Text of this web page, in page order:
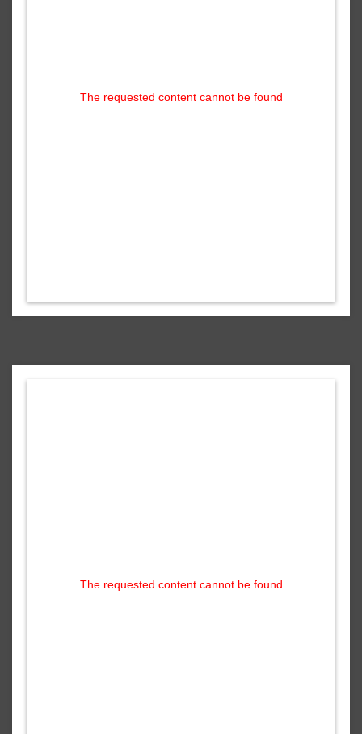
The requested content cannot be found
The requested content cannot be found